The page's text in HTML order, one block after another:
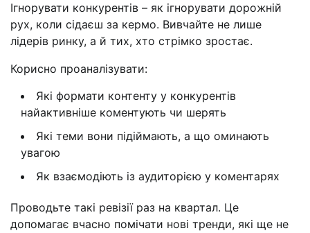
Ігнорувати конкурентів – як ігнорувати дорожній
рух, коли сідаєш за кермо. Вивчайте не лише
лідерів ринку, а й тих, хто стрімко зростає.
Корисно проаналізувати:
Які формати контенту у конкурентів
найактивніше коментують чи шерять
Які теми вони підіймають, а що оминають
увагою
Як взаємодіють із аудиторією у коментарях
Проводьте такі ревізії раз на квартал. Це
допомагає вчасно помічати нові тренди, які ще не